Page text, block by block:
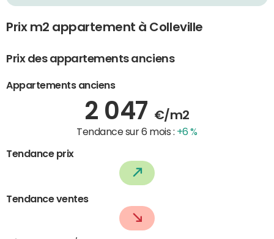
Prix m2 appartement à Colleville
Prix des appartements anciens
Appartements anciens
2 047 €/m2
Tendance sur 6 mois : +6 %
Tendance prix
Tendance ventes